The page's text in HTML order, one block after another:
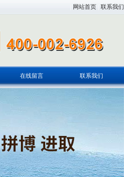
网站首页 联系我们
在线留言 联系我们